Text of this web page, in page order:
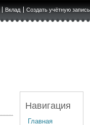
Вклад Создать учётную запись
Навигация
Главная